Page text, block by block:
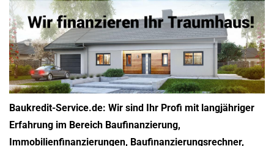
Baukredit-Service.de: Wir sind Ihr Profi mit langjähriger
Erfahrung im Bereich Baufinanzierung,
Immobilienfinanzierungen, Baufinanzierungsrechner,